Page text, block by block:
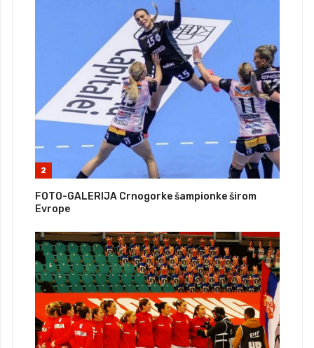
2
FOTO-GALERIJA Crnogorke šampionke širom
Evrope